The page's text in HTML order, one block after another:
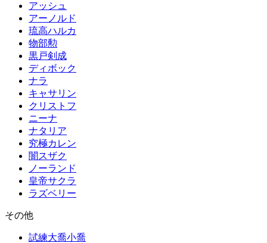
アッシュ
アーノルド
琉高ハルカ
物部勲
黒戸剣成
ディボック
ナラ
キャサリン
クリストフ
ニーナ
ナタリア
究極カレン
闇スザク
ノーランド
皇帝サクラ
ラズベリー
その他
試練大喬小喬